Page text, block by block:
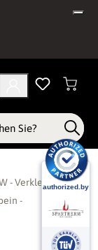
- Verkleidung:
-